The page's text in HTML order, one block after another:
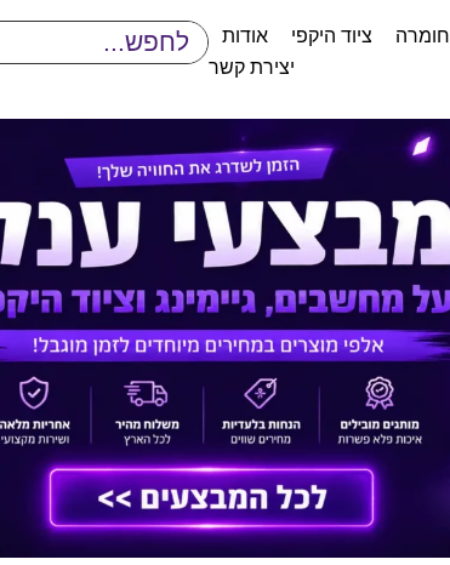
חומרה ציוד היקפי
אודות
יצירת קשר